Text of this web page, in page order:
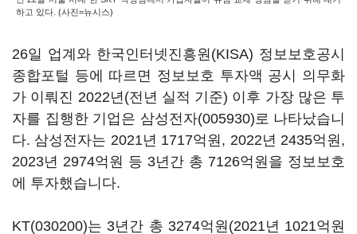
하고 있다. (사진=뉴시스)
26일 업계와 한국인터넷진흥원 (KISA) 정보보호공시
종합포털 등에 따르면 정보보호 투자액 공시 의무화
가 이뤄진 2022년(전년 실적 기준) 이후 가장 많은 투
자를 집행한 기업은 삼성전자(005930)로 나타났습니
다. 삼성전자는 2021년 1717억원 , 2022년 2435억원 ,
2023년 2974억원 등 3년간 총 7126억원을 정보보호
에 투자했습니다.
KT(030200)는 3년간 총 3274억원 (2021년 1021억원